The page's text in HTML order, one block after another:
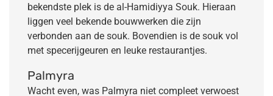
bekendste plek is de al-Hamidiyya Souk. Hieraan
liggen veel bekende bouwwerken die zijn
verbonden aan de souk. Bovendien is de souk vol
met specerijgeuren en leuke restaurantjes.
Palmyra
Wacht even, was Palmyra niet compleet verwoest